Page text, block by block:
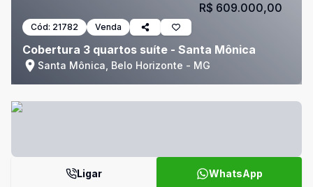
Cód: 21782 Venda
Cobertura 3 quartos suíte - Santa Mônica
Santa Mônica, Belo Horizonte - MG
R$ 609.000,00
Ligar WhatsApp